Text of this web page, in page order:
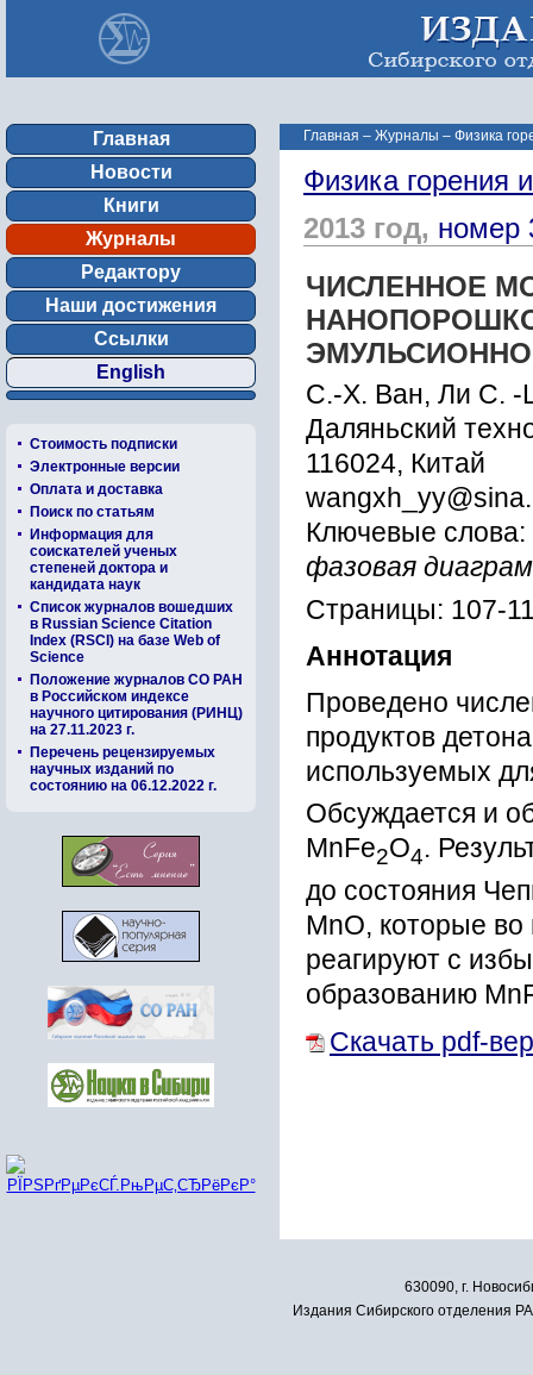
Главная
Новости
Книги
Журналы
Редактору
Наши достижения
Ссылки
English
Стоимость подписки
Электронные версии
Оплата и доставка
Поиск по статьям
Информация для
соискателей ученых
степеней доктора и
кандидата наук
Список журналов вошедших
в Russian Science Citation
Index (RSCI) на базе Web of
Science
Положение журналов СО РАН
в Российском индексе
научного цитирования (РИНЦ)
на 27.11.2023 г.
Перечень рецензируемых
научных изданий по
состоянию на 06.12.2022 г.
Главная – Журналы – Физика
Физика горения
2013 год, номер
ЧИСЛЕННОЕ
С.-Х. Ван, Ли С.
Даляньский
116024, Китай
Ключевые слова:
фазовая
Страницы: 107-
Аннотация
Проведено
продуктов
используемых
Обсуждается и
MnFe2O4.
до состояния
MnO, которые
реагируют с
образованию
Скачать pdf-
630090, г.
Издания Сибирского отделения